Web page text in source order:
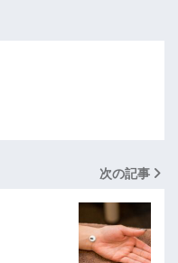
次の記事